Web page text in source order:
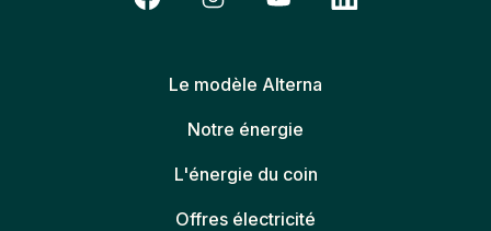
Le modèle Alterna
Notre énergie
L'énergie du coin
Offres électricité